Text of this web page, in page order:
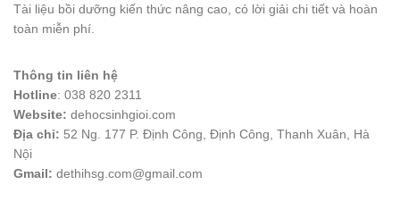
Tài liệu bồi dưỡng kiến thức nâng cao, có lời giải chi tiết và hoàn
toàn miễn phí.
Thông tin liên hệ
Hotline: 038 820 2311
Website: dehocsinhgioi.com
Địa chỉ: 52 Ng. 177 P. Định Công, Định Công, Thanh Xuân, Hà
Nội
Gmail: dethihsg.com@gmail.com